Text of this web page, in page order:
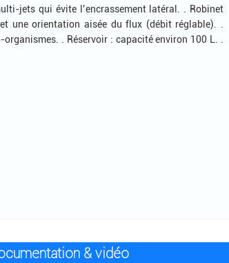
jets qui évite l’encrassement latéral. . Robinet
une orientation aisée du flux (débit réglable). .
. Réservoir : capacité environ 100 L. .
& vidéo